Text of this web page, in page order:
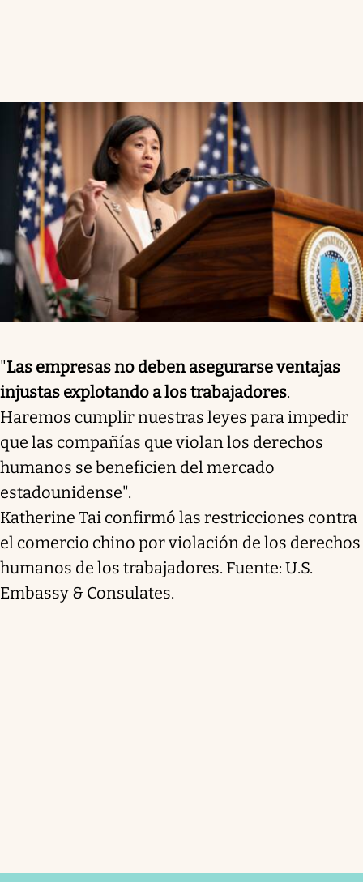
"Las empresas no deben asegurarse ventajas
injustas explotando a los trabajadores.
Haremos cumplir nuestras leyes para impedir
que las compañías que violan los derechos
humanos se beneficien del mercado
estadounidense".
Katherine Tai confirmó las restricciones contra
el comercio chino por violación de los derechos
humanos de los trabajadores. Fuente: U.S.
Embassy & Consulates.